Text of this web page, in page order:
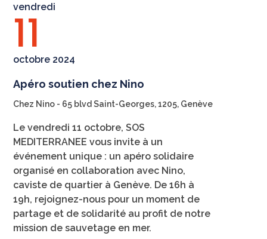
vendredi
11
octobre 2024
Apéro soutien chez Nino
Chez Nino - 65 blvd Saint-Georges, 1205, Genève
Le vendredi 11 octobre, SOS
MEDITERRANEE vous invite à un
événement unique : un apéro solidaire
organisé en collaboration avec Nino,
caviste de quartier à Genève. De 16h à
19h, rejoignez-nous pour un moment de
partage et de solidarité au profit de notre
mission de sauvetage en mer.